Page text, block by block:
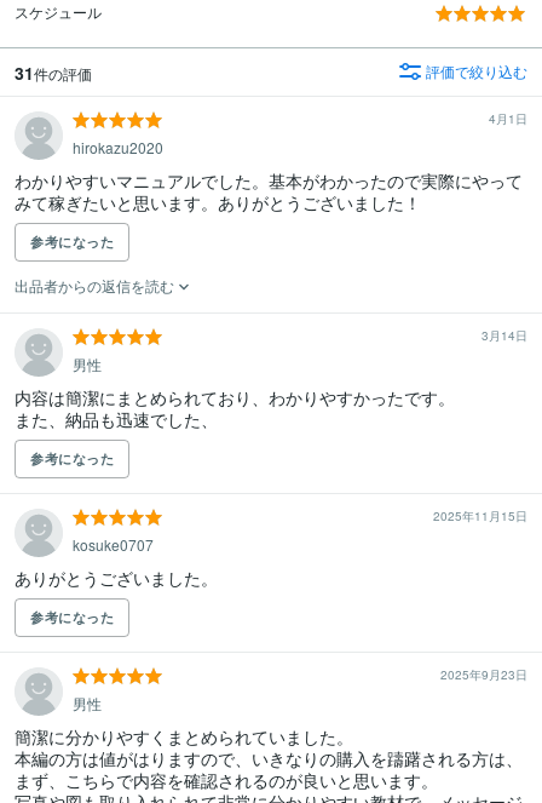
スケジュール
31件の評価 評価で絞り込む
4月1日
hirokazu2020
わかりやすいマニュアルでした。基本がわかったので実際にやって
みて稼ぎたいと思います。ありがとうございました！
参考になった
出品者からの返信を読む
3月14日
男性
内容は簡潔にまとめられており、わかりやすかったです。
参考になった
2025年11月15日
kosuke0707
ありがとうございました。
参考になった
2025年9月23日
男性
簡潔に分かりやすくまとめられていました。
本編の方は値がはりますので、いきなりの購入を躊躇される方は、
まず、こちらで内容を確認されるのが良いと思います。